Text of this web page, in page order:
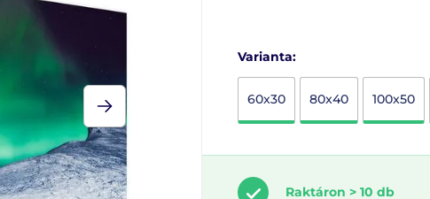
Varianta:
60x30 80x40 100x50
Raktáron > 10 db